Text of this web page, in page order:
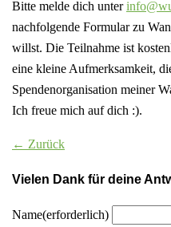
Bitte melde dich unter
nachfolgende Formular zu
willst. Die Teilnahme ist
eine kleine Aufmerksamkeit,
Spendenorganisation meiner
Ich freue mich auf dich :).
← Zurück
Vielen Dank für deine
Name(erforderlich)